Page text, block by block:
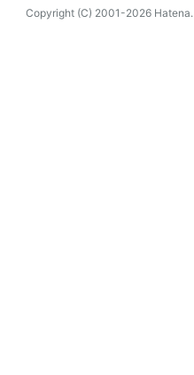
Copyright (C) 2001-2026 Hatena.